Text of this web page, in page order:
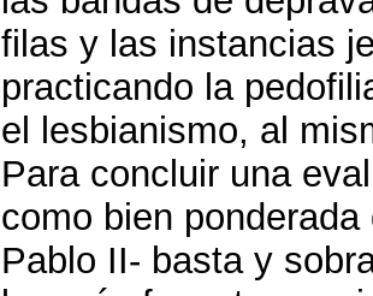
filas y las instancias
practicando la
el lesbianismo, al
Para concluir una
como bien
Pablo II- basta y